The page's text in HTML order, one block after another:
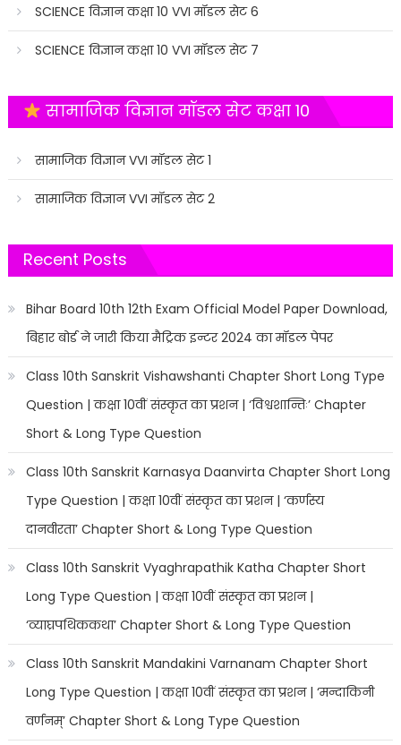
SCIENCE विज्ञान कक्षा 10 VVI मॉडल सेट 6
SCIENCE विज्ञान कक्षा 10 VVI मॉडल सेट 7
सामाजिक विज्ञान मॉडल सेट कक्षा 10
सामाजिक विज्ञान VVI मॉडल सेट 1
सामाजिक विज्ञान VVI मॉडल सेट 2
Recent Posts
Bihar Board 10th 12th Exam Official Model Paper Download,
बिहार बोर्ड ने जारी किया मैट्रिक इन्टर 2024 का मॉडल पेपर
Class 10th Sanskrit Vishawshanti Chapter Short Long Type
Question | कक्षा 10वीं संस्कृत का प्रशन | ‘विश्वशान्तिः’ Chapter
Short & Long Type Question
Class 10th Sanskrit Karnasya Daanvirta Chapter Short Long
Type Question | कक्षा 10वीं संस्कृत का प्रशन | ‘कर्णस्य
दानवीरता’ Chapter Short & Long Type Question
Class 10th Sanskrit Vyaghrapathik Katha Chapter Short
Long Type Question | कक्षा 10वीं संस्कृत का प्रशन |
‘व्याघ्रपथिककथा’ Chapter Short & Long Type Question
Class 10th Sanskrit Mandakini Varnanam Chapter Short
Long Type Question | कक्षा 10वीं संस्कृत का प्रशन | ‘मन्दाकिनी
वर्णनम्’ Chapter Short & Long Type Question